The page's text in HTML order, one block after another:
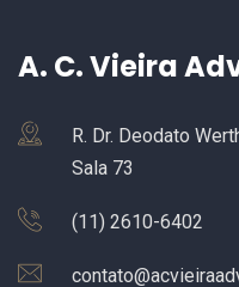
A. C. Vieira
R. Dr. Deodato
Sala 73
(11) 2610-6402